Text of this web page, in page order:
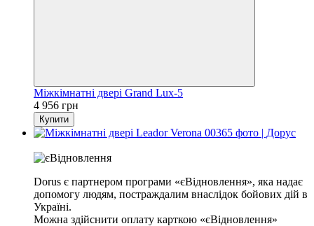
Міжкімнатні двері Grand Lux-5
4 956 грн
Купити
Dorus є партнером програми «єВідновлення», яка надає
допомогу людям, постраждалим внаслідок бойових дій в
Україні.
Можна здійснити оплату карткою «єВідновлення»